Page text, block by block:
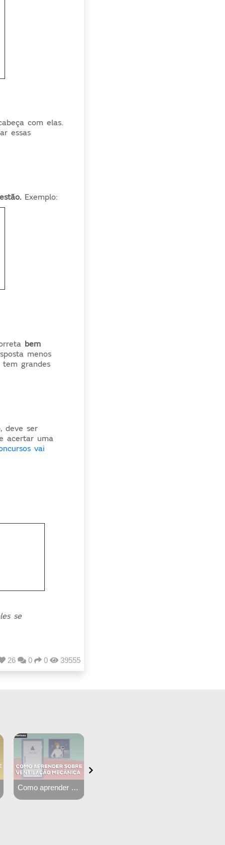
com elas.
essas
Exemplo:
bem
menos
tem grandes
deve ser
acertar uma
vai
se
26 0 0 39555